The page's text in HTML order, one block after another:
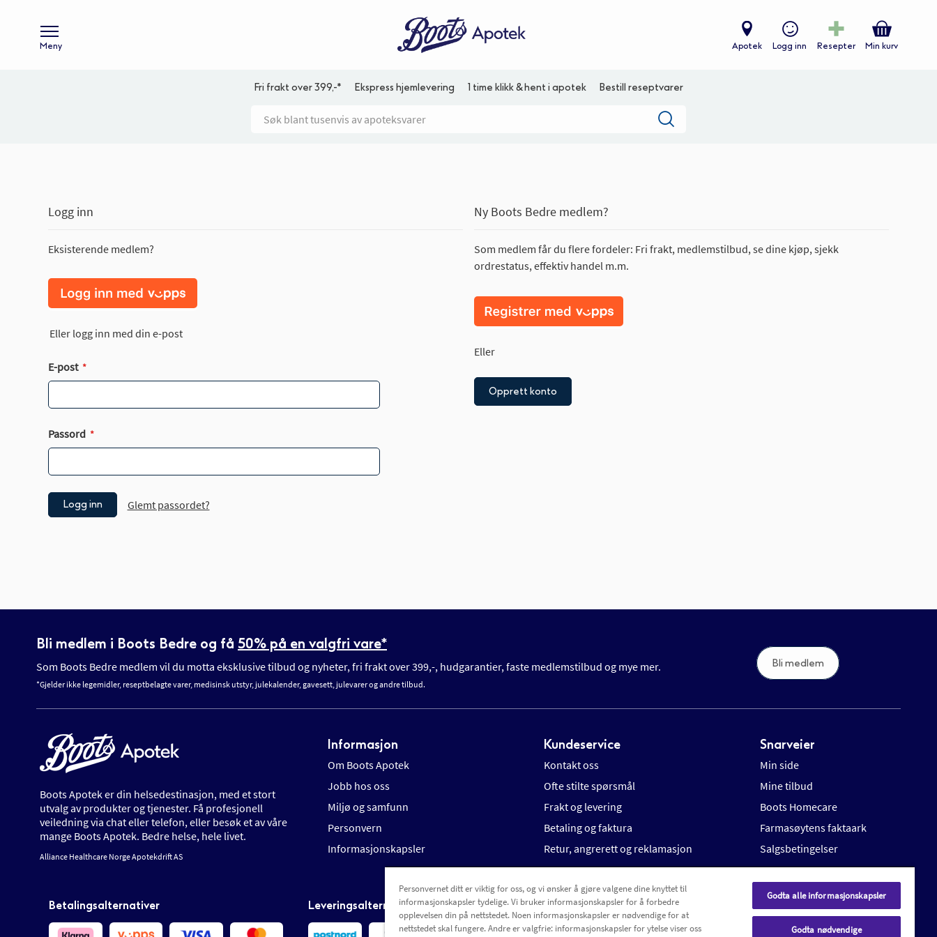
Meny Apotek Logg inn Resepter Min kurv
Fri frakt over 399,-* Ekspress hjemlevering 1 time klikk & hent i apotek Bestill reseptvarer
Logg inn
Eksisterende medlem?
Eller logg inn med din e-post
E-post
Passord
Logg inn Glemt passordet?
Ny Boots Bedre medlem?
Som medlem får du flere fordeler: Fri frakt, medlemstilbud, se dine kjøp, sjekk
ordrestatus, effektiv handel m.m.
Eller
Opprett konto
Bli medlem i Boots Bedre og få 50% på en valgfri vare*
Som Boots Bedre medlem vil du motta eksklusive tilbud og nyheter, fri frakt over 399,-, hudgarantier, faste medlemstilbud og mye mer.
*Gjelder ikke legemidler, reseptbelagte varer, medisinsk utstyr, julekalender, gavesett, julevarer og andre tilbud.
Bli medlem
Boots Apotek er din helsedestinasjon, med et stort
utvalg av produkter og tjenester. Få profesjonell
veiledning via chat eller telefon, eller besøk et av våre
mange Boots Apotek. Bedre helse, hele livet.
Alliance Healthcare Norge Apotekdrift AS
Informasjon
Om Boots Apotek
Jobb hos oss
Miljø og samfunn
Personvern
Informasjonskapsler
Kundeservice
Kontakt oss
Ofte stilte spørsmål
Frakt og levering
Betaling og faktura
Retur, angrerett og reklamasjon
Snarveier
Min side
Mine tilbud
Boots Homecare
Farmasøytens faktaark
Salgsbetingelser
Betalingsalternativer Leveringsalternativer
Personvernet ditt er viktig for oss, og vi ønsker å gjøre valgene dine knyttet til
informasjonskapsler tydelige. Vi bruker informasjonskapsler for å forbedre
opplevelsen din på nettstedet. Noen informasjonskapsler er nødvendige for at
nettstedet skal fungere. Andre er valgfrie: informasjonskapsler for ytelse viser oss
Godta alle informasjonskapsler
Godta nødvendige